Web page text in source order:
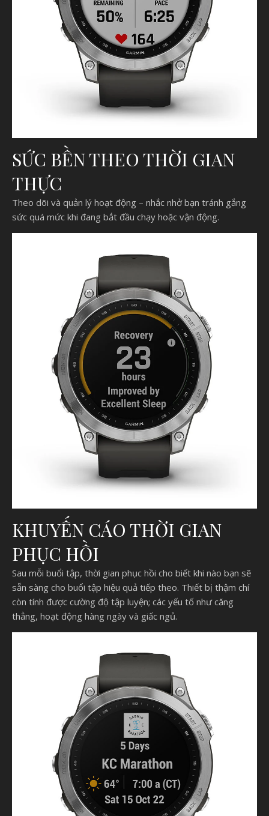
SỨC BỀN THEO THỜI GIAN
THỰC
Theo dõi và quản lý hoạt động – nhắc nhở bạn tránh gắng
sức quá mức khi đang bắt đầu chạy hoặc vận động.
KHUYẾN CÁO THỜI GIAN
PHỤC HỒI
Sau mỗi buổi tập, thời gian phục hồi cho biết khi nào bạn sẽ
sẵn sàng cho buổi tập hiệu quả tiếp theo. Thiết bị thậm chí
còn tính được cường độ tập luyện; các yếu tố như căng
thẳng, hoạt động hàng ngày và giấc ngủ.